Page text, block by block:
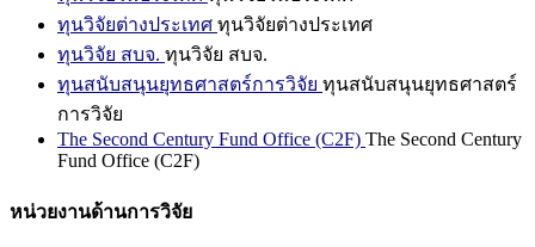
ทุนวิจัยต่างประเทศ ทุนวิจัยต่างประเทศ
ทุนวิจัย สบจ. ทุนวิจัย สบจ.
ทุนสนับสนุนยุทธศาสตร์การวิจัย ทุนสนับสนุนยุทธศาสตร์
การวิจัย
The Second Century Fund Office (C2F) The Second Century
Fund Office (C2F)
หน่วยงานด้านการวิจัย